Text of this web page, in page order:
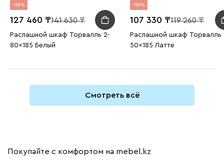
10
127 460 141 630
Распашной шкаф Торвалль 2-
80x185 Белый
10
107 330 119 260
Распашной шкаф Торвалль
50x185 Латте
Смотреть всё
Покупайте с комфортом на mebel.kz